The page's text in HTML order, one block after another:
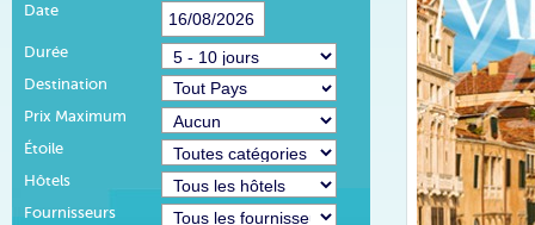
Date
Durée
Destination
Prix Maximum
Étoile
Hôtels
Fournisseurs